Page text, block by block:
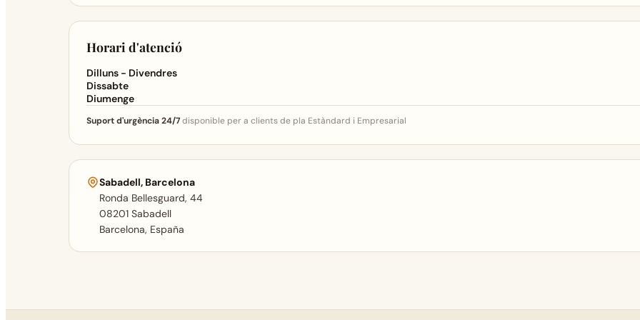
Horari d'atenció
Dilluns - Divendres
Dissabte
Diumenge
Suport d'urgència 24/7disponible per a clients de pla Estàndard i Empresarial
Sabadell, Barcelona
Ronda Bellesguard, 44
08201 Sabadell
Barcelona, España